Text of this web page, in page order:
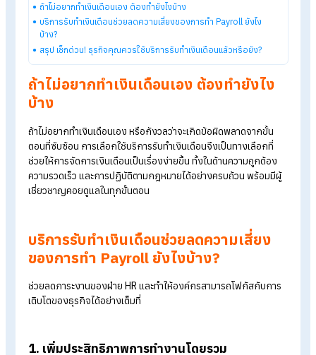
ล่าช้าและผิดพลาดง่าย
พลาดด้านตัวเลข, ข้อมูลพนักงานรั่วไหล และความเสี่ยงทางกฎหม
Table of Contents:
7 สัญญาณเตือนที่บอกว่าคุณไม่ควรทำ Payroll เอง
ถ้าไม่อยากทำเงินเดือนเอง ต้องทำยังไงบ้าง
บริการรับทำเงินเดือนช่วยลดความเสี่ยงของการทำ Payroll ยังไง
สรุป เช็กด่วน! ธุรกิจคุณควรใช้บริการรับทำเงินเดือนแล้วหรือยัง?
ถ้าไม่อยากทำเงินเดือนเอง ต้องทำยังไง
บ้าง
ตอนที่ซับซ้อน การเลือกใช้บริการรับทำเงินเดือนจึงเป็นทางเลือกที่